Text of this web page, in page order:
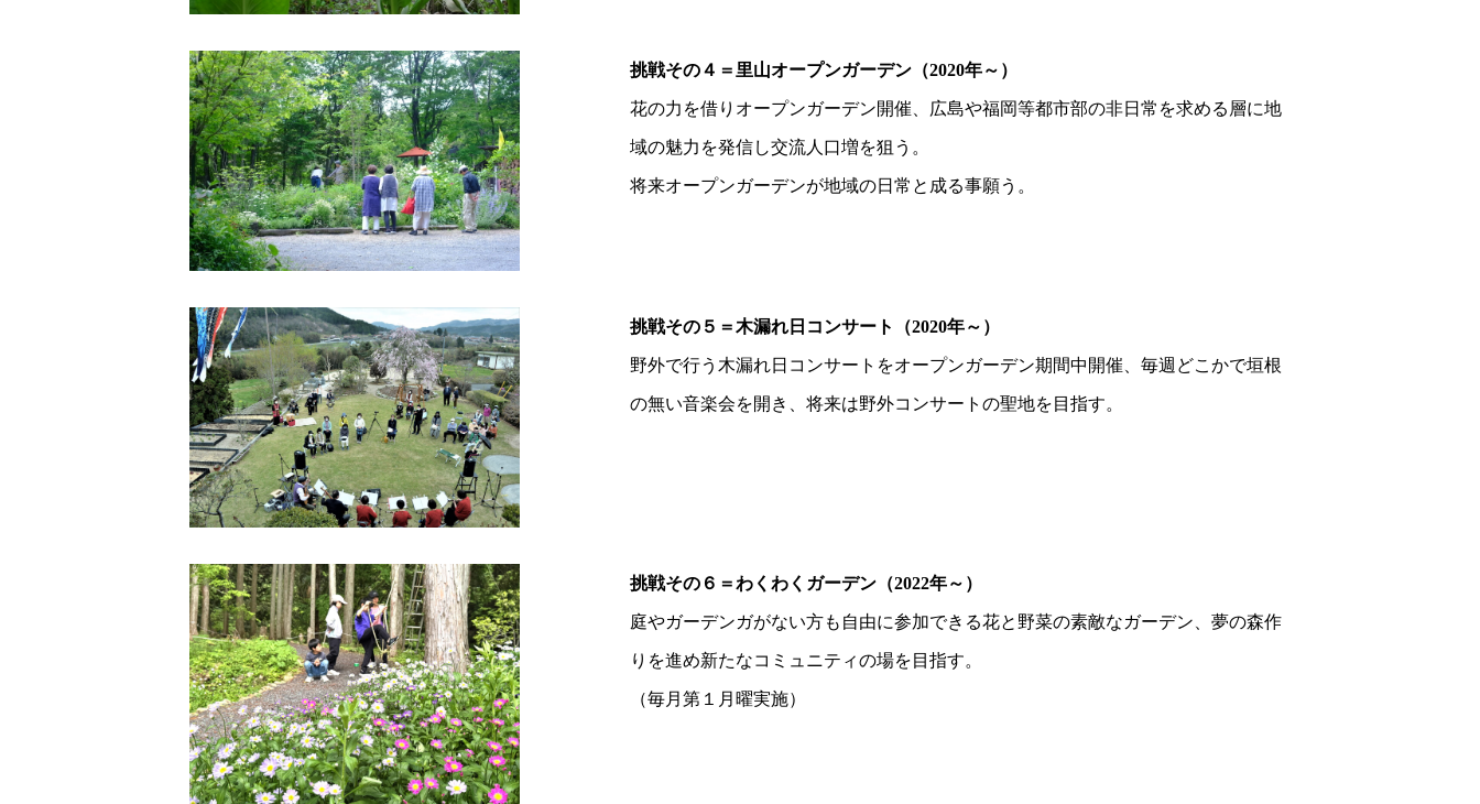
挑戦その４＝里山オープンガーデン（2020年～）
花の力を借りオープンガーデン開催、広島や福岡等都市部の非日常を求める層に地
域の魅力を発信し交流人口増を狙う。
将来オープンガーデンが地域の日常と成る事願う。
挑戦その５＝木漏れ日コンサート（2020年～）
野外で行う木漏れ日コンサートをオープンガーデン期間中開催、毎週どこかで垣根
の無い音楽会を開き、将来は野外コンサートの聖地を目指す。
挑戦その６＝わくわくガーデン（2022年～）
庭やガーデンガがない方も自由に参加できる花と野菜の素敵なガーデン、夢の森作
りを進め新たなコミュニティの場を目指す。
（毎月第１月曜実施）